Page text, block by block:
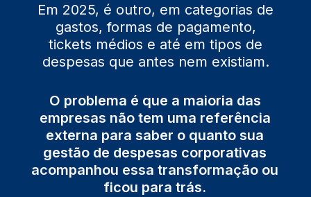
Em 2025, é outro, em categorias de
gastos, formas de pagamento,
tickets médios e até em tipos de
despesas que antes nem existiam.
O problema é que a maioria das
empresas não tem uma referência
externa para saber o quanto sua
gestão de despesas corporativas
acompanhou essa transformação ou
ficou para trás.